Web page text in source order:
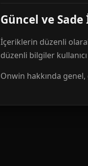
Güncel ve Sade
İçeriklerin düzenli
düzenli bilgiler
Onwin hakkında